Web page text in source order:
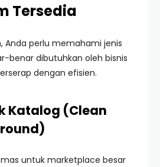
Tersedia
Anda perlu memahami jenis
benar dibutuhkan oleh bisnis
dengan efisien.
Katalog (Clean
untuk marketplace besar